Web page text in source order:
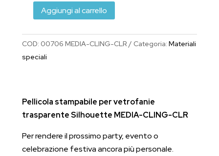
Pellicola
per
vetrofanie
quantità
Aggiungi al carrello
COD: 00706 MEDIA-CLING-CLR Categoria: Materiali
speciali
Pellicola stampabile per vetrofanie
trasparente Silhouette MEDIA-CLING-CLR
Per rendere il prossimo party, evento o
celebrazione festiva ancora più personale.